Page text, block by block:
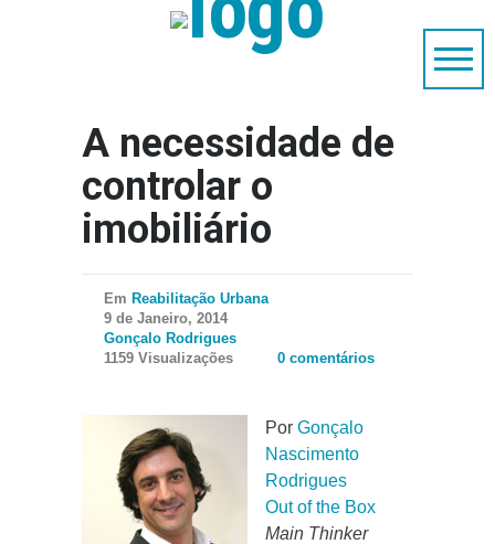
A necessidade de
controlar o
imobiliário
Em Reabilitação Urbana
9 de Janeiro, 2014
Gonçalo Rodrigues
1159 Visualizações
0 comentários
Por Gonçalo
Nascimento
Rodrigues
Out of the Box
Main Thinker